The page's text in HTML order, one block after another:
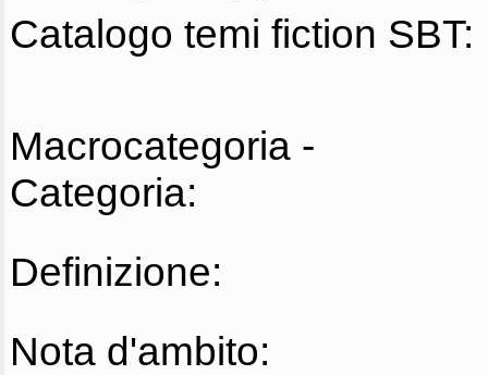
Catalogo temi fiction SBT:
Macrocategoria -
Categoria:
Definizione:
Nota d'ambito: